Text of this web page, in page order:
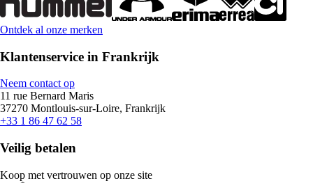
Ontdek al onze merken
Klantenservice in Frankrijk
Neem contact op
11 rue Bernard Maris
37270 Montlouis-sur-Loire, Frankrijk
+33 1 86 47 62 58
Veilig betalen
Koop met vertrouwen op onze site